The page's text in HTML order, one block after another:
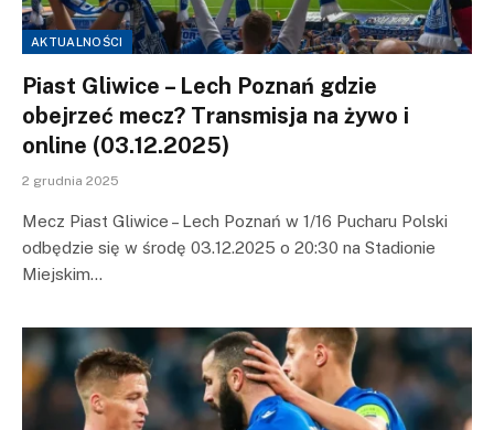
AKTUALNOŚCI
Piast Gliwice – Lech Poznań gdzie
obejrzeć mecz? Transmisja na żywo i
online (03.12.2025)
2 grudnia 2025
Mecz Piast Gliwice – Lech Poznań w 1/16 Pucharu Polski
odbędzie się w środę 03.12.2025 o 20:30 na Stadionie
Miejskim…